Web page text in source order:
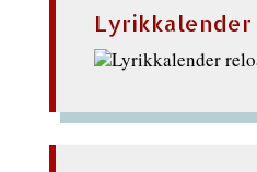
Lyrikkalender